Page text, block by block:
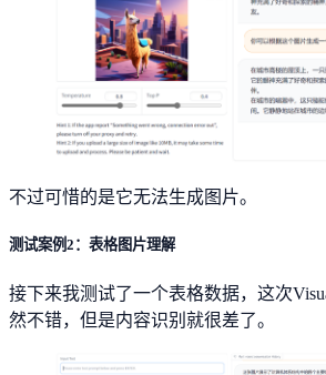
不过可惜的是它无法生成图片。
测试案例2：表格图片理解
接下来我测试了一个表格数据，这次
然不错，但是内容识别就很差了。